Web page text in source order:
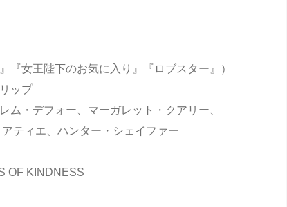
『女王陛下のお気に入り』『ロブスター』）
ップ
ム・デフォー、マーガレット・クアリー、
ィエ、ハンター・シェイファー
OF KINDNESS